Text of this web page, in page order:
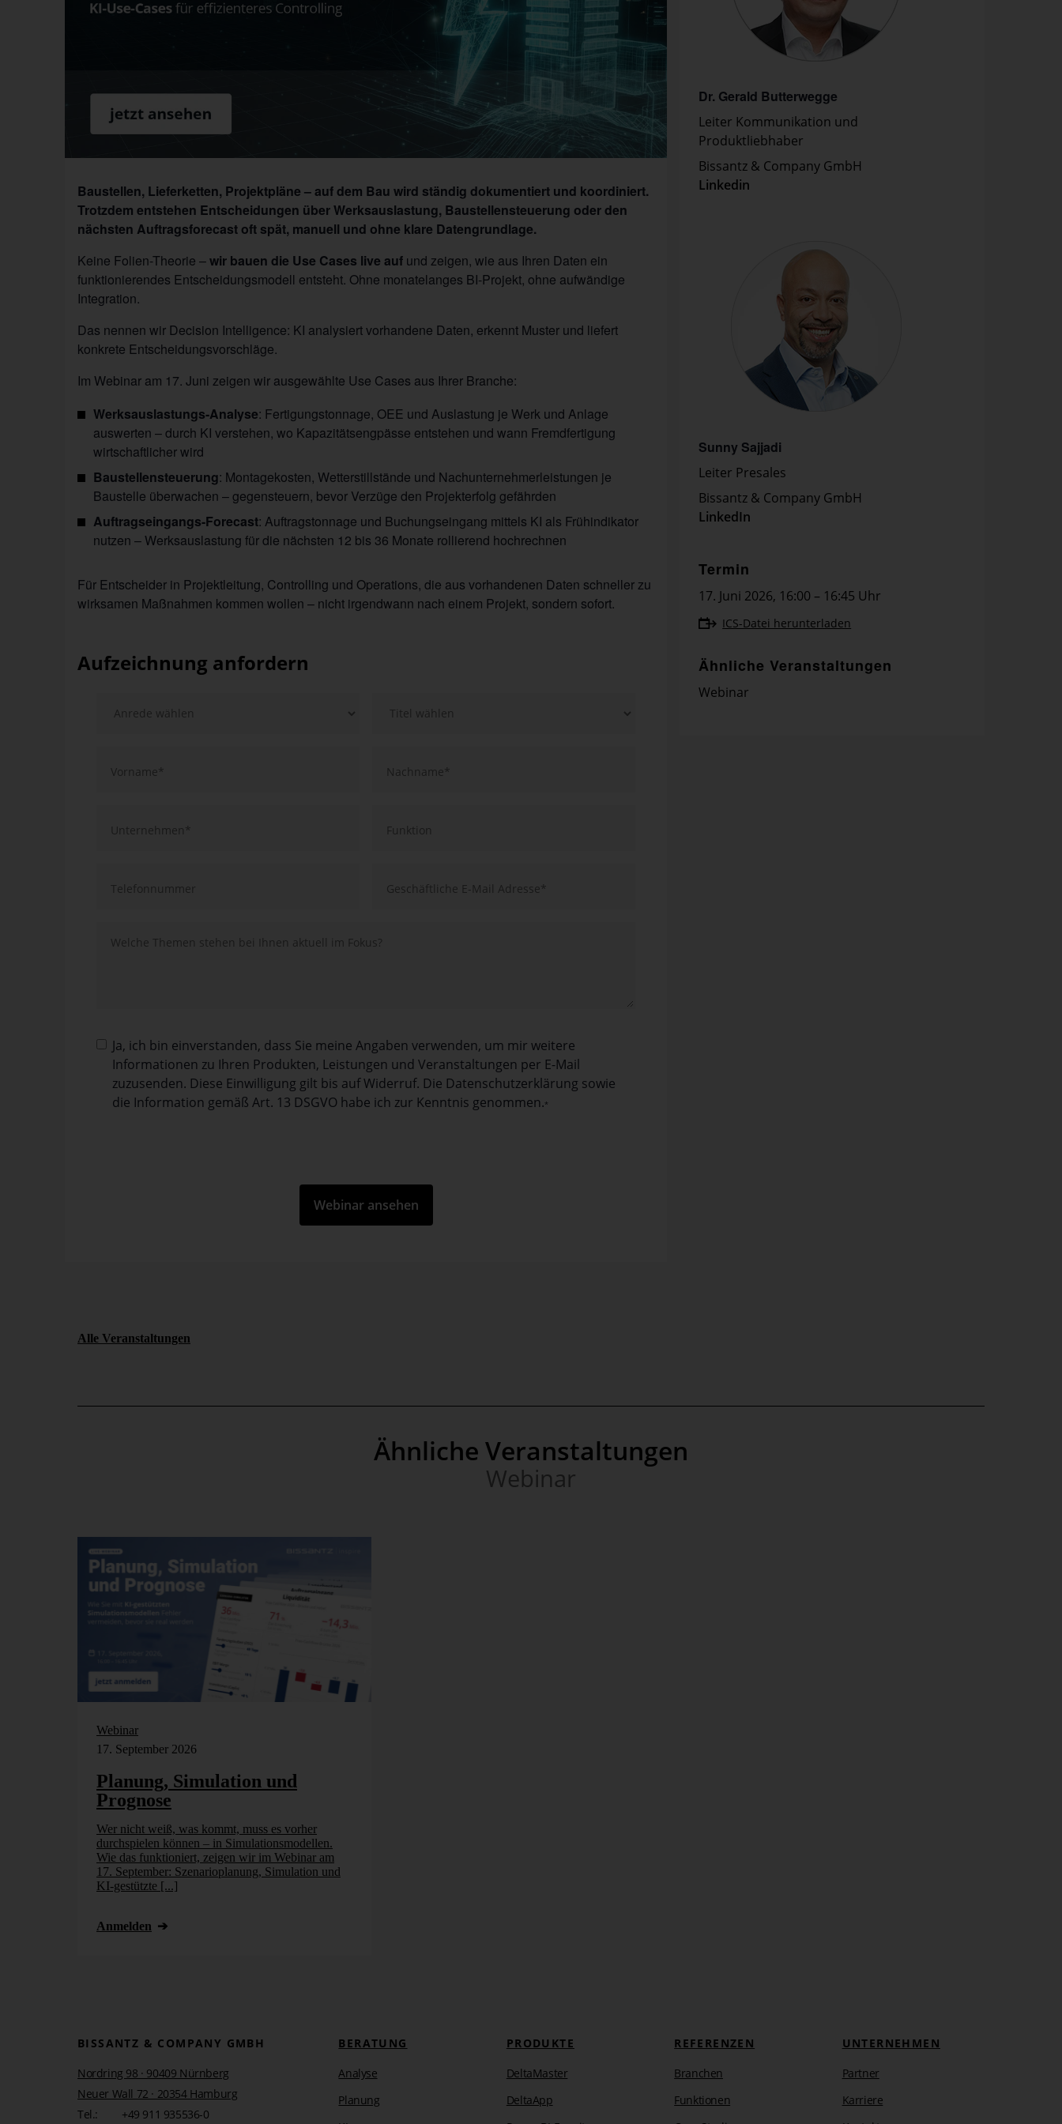
Baustellen, Lieferketten, Projektpläne – auf dem Bau wird ständig dokumentiert und koordiniert.
Trotzdem entstehen Entscheidungen über Werksauslastung, Baustellensteuerung oder den
nächsten Auftragsforecast oft spät, manuell und ohne klare Datengrundlage.
Keine Folien-Theorie –wir bauen die Use Cases live auf und zeigen, wie aus Ihren Daten ein
funktionierendes Entscheidungsmodell entsteht. Ohne monatelanges BI-Projekt, ohne aufwändige
Integration.
Das nennen wir Decision Intelligence: KI analysiert vorhandene Daten, erkennt Muster und liefert
konkrete Entscheidungsvorschläge.
Im Webinar am 17. Juni zeigen wir ausgewählte Use Cases aus Ihrer Branche:
Werksauslastungs-Analyse: Fertigungstonnage, OEE und Auslastung je Werk und Anlage
auswerten – durch KI verstehen, wo Kapazitätsengpässe entstehen und wann Fremdfertigung
wirtschaftlicher wird
Baustellensteuerung: Montagekosten, Wetterstillstände und Nachunternehmerleistungen je
Baustelle überwachen – gegensteuern, bevor Verzüge den Projekterfolg gefährden
Auftragseingangs-Forecast: Auftragstonnage und Buchungseingang mittels KI als Frühindikator
nutzen – Werksauslastung für die nächsten 12 bis 36 Monate rollierend hochrechnen
Für Entscheider in Projektleitung, Controlling und Operations, die aus vorhandenen Daten schneller zu
wirksamen Maßnahmen kommen wollen – nicht irgendwann nach einem Projekt, sondern sofort.
Aufzeichnung anfordern
Ja, ich bin einverstanden, dass Sie meine Angaben verwenden, um mir weitere
Informationen zu Ihren Produkten, Leistungen und Veranstaltungen per E-Mail
zuzusenden. Diese Einwilligung gilt bis auf Widerruf. Die Datenschutzerklärung sowie
die Information gemäß Art. 13 DSGVO habe ich zur Kenntnis genom­men.*
Dr. Gerald Butterwegge
Leiter Kommunikation und
Produktliebhaber
Bissantz & Company GmbH
Linkedin
Sunny Sajjadi
Leiter Presales
Bissantz & Company GmbH
LinkedIn
Termin
17. Juni 2026, 16:00 – 16:45 Uhr
ICS-Datei herunterladen
Ähnliche Veranstaltungen
Webinar
Alle Veranstaltungen
Ähnliche Veranstaltungen
Webinar
Webinar
17. September 2026
Planung, Simulation und
Prognose
Wer nicht weiß, was kommt, muss es vorher
durchspielen können – in Simulationsmodellen.
Wie das funktioniert, zeigen wir im Webinar am
17. September: Szenarioplanung, Simulation und
KI-gestützte [...]
Anmelden
BISSANTZ & COMPANY GMBH
Nordring 98 · 90409 Nürnberg
Neuer Wall 72 · 20354 Hamburg
Tel.:
+49 911 935536-0
BERATUNG
Analyse
Planung
PRODUKTE
DeltaMaster
DeltaApp
REFERENZEN
Branchen
Funktionen
UNTERNEHMEN
Partner
Karriere